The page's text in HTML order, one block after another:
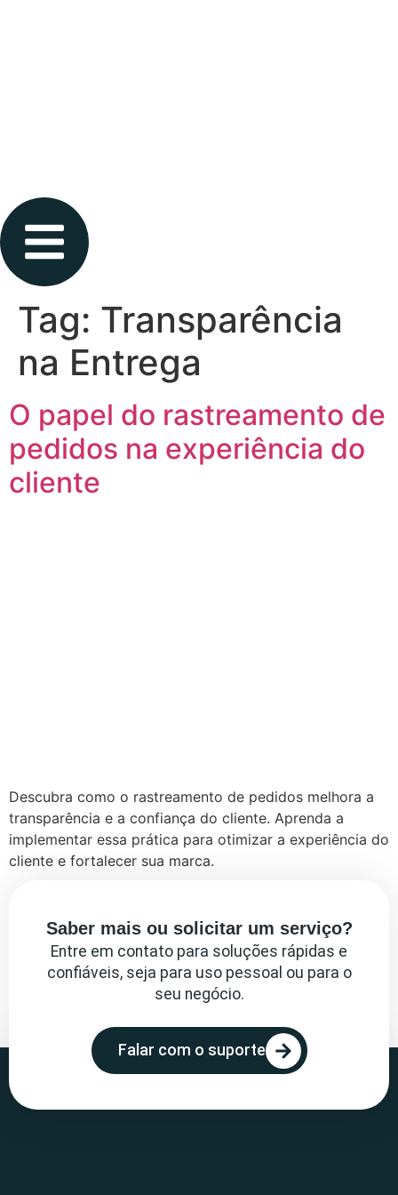
Tag: Transparência
na Entrega
O papel do rastreamento de
pedidos na experiência do
cliente
Descubra como o rastreamento de pedidos melhora a
transparência e a confiança do cliente. Aprenda a
implementar essa prática para otimizar a experiência do
cliente e fortalecer sua marca.
Saber mais ou solicitar um serviço?
Entre em contato para soluções rápidas e
confiáveis, seja para uso pessoal ou para o
seu negócio.
Falar com o suporte